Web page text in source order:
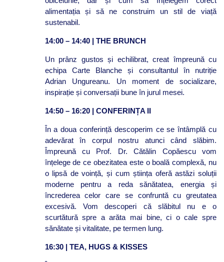
alimentația și să ne construim un stil de viață
sustenabil.
14:00 – 14:40 | THE BRUNCH
Un prânz gustos și echilibrat, creat împreună cu
echipa Carte Blanche și consultantul în nutriție
Adrian Ungureanu. Un moment de socializare,
inspirație și conversații bune în jurul mesei.
14:50 – 16:20 | CONFERINȚA II
În a doua conferință descoperim ce se întâmplă cu
adevărat în corpul nostru atunci când slăbim.
Împreună cu Prof. Dr. Cătălin Copăescu vom
înțelege de ce obezitatea este o boală complexă, nu
o lipsă de voință, și cum știința oferă astăzi soluții
moderne pentru a reda sănătatea, energia și
încrederea celor care se confruntă cu greutatea
excesivă. Vom descoperi că slăbitul nu e o
scurtătură spre a arăta mai bine, ci o cale spre
sănătate și vitalitate, pe termen lung.
16:30 | TEA, HUGS & KISSES